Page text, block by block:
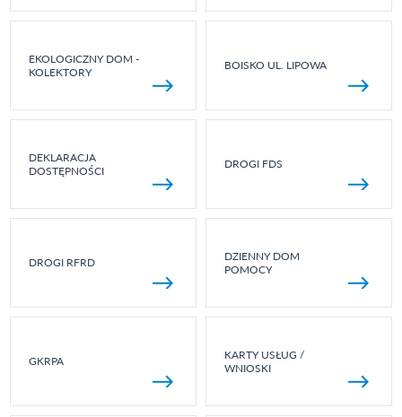
EKOLOGICZNY DOM -
KOLEKTORY
BOISKO UL. LIPOWA
DEKLARACJA
DOSTĘPNOŚCI
DROGI FDS
DROGI RFRD
DZIENNY DOM
POMOCY
GKRPA
KARTY USŁUG /
WNIOSKI